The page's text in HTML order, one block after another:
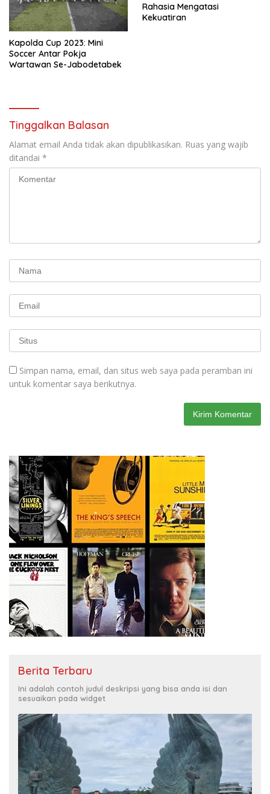
Kapolda Cup 2023: Mini
Soccer Antar Pokja
Wartawan Se-Jabodetabek
Rahasia Mengatasi
Kekuatiran
Tinggalkan Balasan
Alamat email Anda tidak akan dipublikasikan. Ruas yang wajib
ditandai *
Simpan nama, email, dan situs web saya pada peramban ini
untuk komentar saya berikutnya.
Berita Terbaru
Ini adalah contoh judul deskripsi yang bisa anda isi dan
sesuaikan pada widget